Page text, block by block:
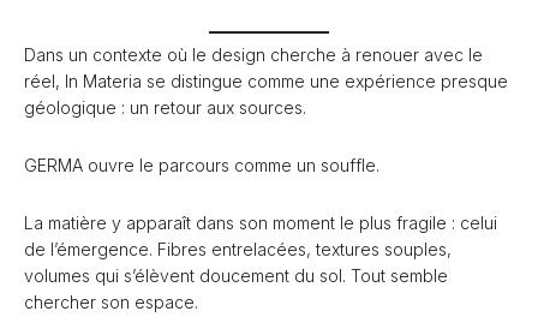
Dans un contexte où le design cherche à renouer avec le
réel, In Materia se distingue comme une expérience presque
géologique : un retour aux sources.
GERMA ouvre le parcours comme un souffle.
La matière y apparaît dans son moment le plus fragile : celui
de l’émergence. Fibres entrelacées, textures souples,
volumes qui s’élèvent doucement du sol. Tout semble
chercher son espace.